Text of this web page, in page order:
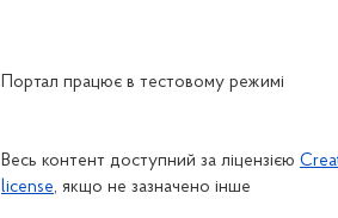
Портал працює в тестовому режимі
Весь контент доступний за ліцензією
license, якщо не зазначено інше